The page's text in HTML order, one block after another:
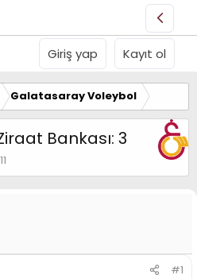
Giriş yap Kayıt ol
Galatasaray Voleybol
Bankası: 3
#1